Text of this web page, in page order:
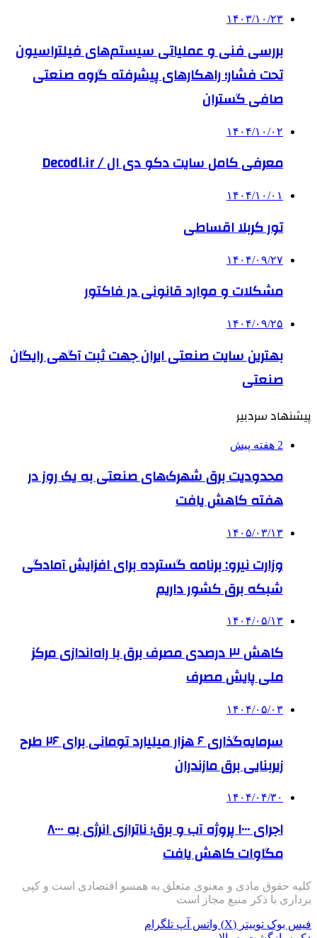
۱۴۰۳/۱۰/۲۳
بررسی فنی و عملیاتی سیستم‌های فیلتراسیون
تحت فشار؛ راهکارهای پیشرفته گروه صنعتی
صافی گستران
۱۴۰۴/۱۰/۰۲
معرفی کامل سایت دکو دی ال / Decodl.ir
۱۴۰۴/۱۰/۰۱
تور کربلا اقساطی
۱۴۰۴/۰۹/۲۷
مشکلات و موارد قانونی در فاکتور
۱۴۰۴/۰۹/۲۵
بهترین ‌سایت صنعتی ایران جهت ثبت آگهی رایگان
صنعتی
پیشنهاد سردبیر
2 هفته پیش
محدودیت برق شهرک‌های صنعتی به یک روز در
هفته کاهش یافت
۱۴۰۵/۰۳/۱۳
وزارت نیرو: برنامه‌ گسترده برای افزایش آمادگی
شبکه برق کشور داریم
۱۴۰۴/۰۵/۱۳
کاهش ۳ درصدی مصرف برق با راه‌اندازی مرکز
ملی پایش مصرف
۱۴۰۴/۰۵/۰۳
سرمایه‌گذاری ۶ هزار میلیارد تومانی برای ۲۶ طرح
زیربنایی برق مازندران
۱۴۰۴/۰۴/۳۰
اجرای ۱۰۰۰ پروژه آب و برق؛ ناترازی‌ انرژی به ۸۰۰۰
مگاوات کاهش یافت
کلیه حقوق مادی و معنوی متعلق به همسو اقتصادی است و کپی
برداری با ذکر منبع مجاز است
فیس بوک توییتر (X) واتس آپ تلگرام